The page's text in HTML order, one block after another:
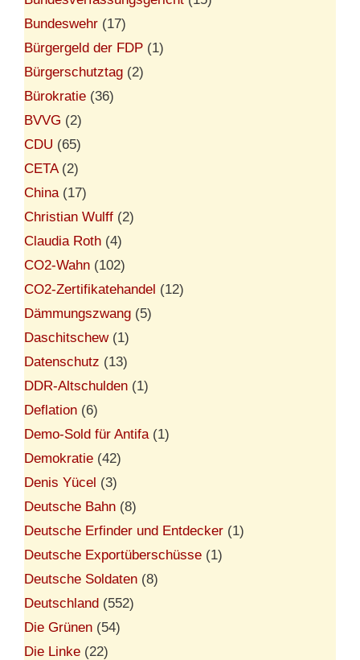
Bundeswehr (17)
Bürgergeld der FDP (1)
Bürgerschutztag (2)
Bürokratie (36)
BVVG (2)
CDU (65)
CETA(2)
China(17)
Christian Wulff (2)
Claudia Roth (4)
CO2-Wahn (102)
CO2-Zertifikatehandel (12)
Dämmungszwang (5)
Daschitschew(1)
Datenschutz (13)
DDR-Altschulden (1)
Deflation (6)
Demo-Sold für Antifa(1)
Demokratie (42)
Denis Yücel (3)
Deutsche Bahn (8)
Deutsche Erfinder und Entdecker (1)
Deutsche Exportüberschüsse (1)
Deutsche Soldaten (8)
Deutschland (552)
Die Grünen (54)
Die Linke (22)